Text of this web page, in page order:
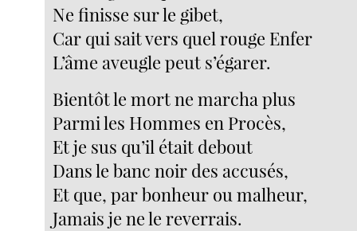
Ne finisse sur le gibet,
Car qui sait vers quel rouge Enfer
L’âme aveugle peut s’égarer.
Bientôt le mort ne marcha plus
Parmi les Hommes en Procès,
Et je sus qu’il était debout
Dans le banc noir des accusés,
Et que, par bonheur ou malheur,
Jamais je ne le reverrais.